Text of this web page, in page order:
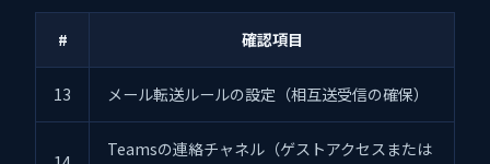
# 確認項目
13 メール転送ルールの設定（相互送受信の確保）
Teamsの連絡チャネル（ゲストアクセスまたは